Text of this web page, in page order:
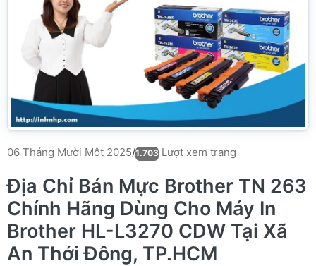
06 Tháng Mười Một 2025/1.703 Lượt xem trang
Địa Chỉ Bán Mực Brother TN 263
Chính Hãng Dùng Cho Máy In
Brother HL-L3270 CDW Tại Xã
An Thới Đông, TP.HCM